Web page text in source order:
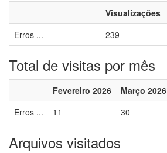
Visualizações
Erros ...
239
Total de visitas por mês
Fevereiro 2026 Março 2026
Erros ...
11 30
Arquivos visitados